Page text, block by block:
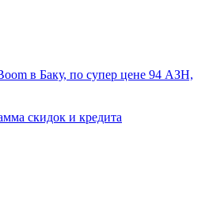
в Баку, по супер цене 94 АЗН,
скидок и кредита